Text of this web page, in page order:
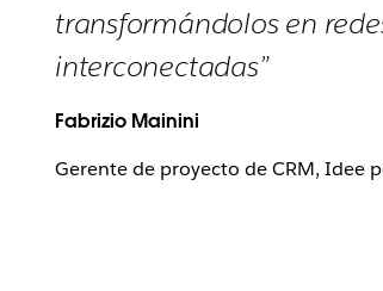
transformándolos en
interconectadas”
Fabrizio Mainini
Gerente de proyecto de CRM, Idee